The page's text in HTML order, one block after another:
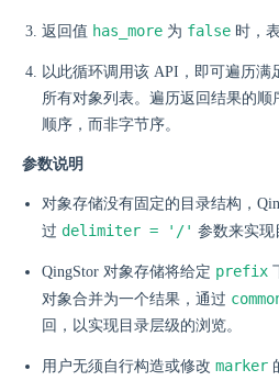
返回值 has_more 为 false 时，
以此循环调用该 API，即可遍历满
所有对象列表。遍历返回结果的顺
顺序，而非字节序。
参数说明
对象存储没有固定的目录结构，
过 delimiter = '/' 参数来实现
QingStor 对象存储将给定 prefix
对象合并为一个结果，通过
回，以实现目录层级的浏览。
用户无须自行构造或修改 marker